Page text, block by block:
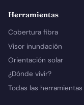
Herramientas
Cobertura fibra
Visor inundación
Orientación solar
¿Dónde vivir?
Todas las herramientas